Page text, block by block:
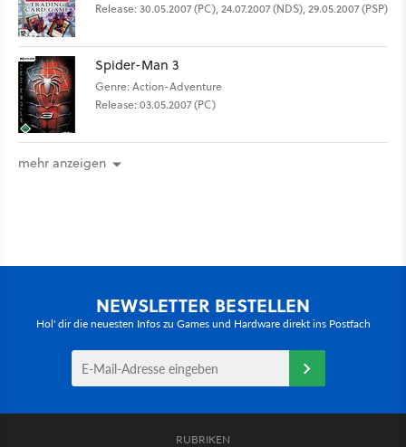
Release: 30.05.2007 (PC), 24.07.2007 (NDS), 29.05.2007 (PSP)
Spider-Man 3
Genre: Action-Adventure
Release: 03.05.2007 (PC)
mehr anzeigen
NEWSLETTER BESTELLEN
Hol' dir die neuesten Infos zu Games und Hardware direkt ins Postfach
RUBRIKEN